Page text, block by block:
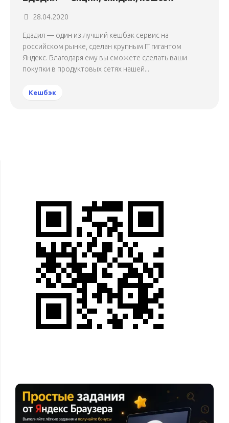
28.04.2020
Едадил — один из лучший кешбэк сервис на
российском рынке, сделан крупным IT гигантом
Яндекс. Благодаря ему вы сможете сделать ваши
покупки в продуктовых сетях нашей...
Кешбэк